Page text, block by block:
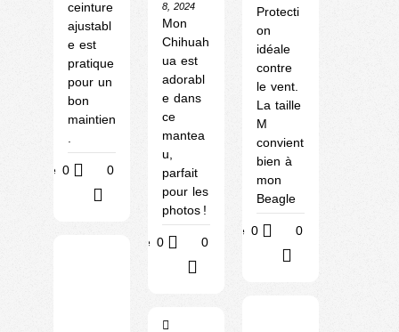
ceinture
ajustabl
e est
pratique
pour un
bon
maintien
Utile 0 0
8, 2024
Mon
Chihuah
ua est
adorabl
e dans
ce
mantea
u,
parfait
pour les
photos !
Utile 0 0
Protecti
on
idéale
contre
le vent.
La taille
M
convient
bien à
mon
Beagle
Utile 0 0